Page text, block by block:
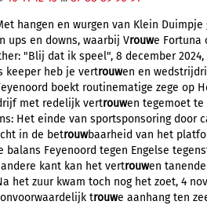
hangen en wurgen van Klein Duimpje
ups en downs, waarbij Vrouwe Fortuna
"Blij dat ik speel", 8 december 2024,
keeper heb je vertrouwen en
boekt routinematige zege op
met redelijk vertrouwen tegemoet te
Het einde van sportsponsoring door
in de betrouwbaarheid van het
Feyenoord tegen Engelse
andere kant kan het vertrouwen
het zuur kwam toch nog het zoet, 4
trouwe aanhang ten